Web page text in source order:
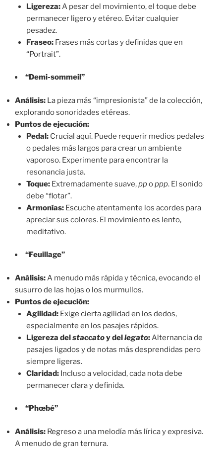
Ligereza:A pesar del movimiento, el toque debe
permanecer ligero y etéreo. Evitar cualquier
pesadez.
Fraseo:Frases más cortas y definidas que en
“Portrait”.
“Demi-sommeil”
Análisis: La pieza más “impresionista” de la colección,
explorando sonoridades etéreas.
Puntos de ejecución:
Pedal:Crucial aquí. Puede requerir medios pedales
o pedales más largos para crear un ambiente
vaporoso. Experimente para encontrar la
resonancia justa.
Toque:Extremadamente suave,ppoppp. El sonido
debe “flotar”.
Armonías:Escuche atentamente los acordes para
apreciar sus colores. El movimiento es lento,
meditativo.
“Feuillage”
Análisis:A menudo más rápida y técnica, evocando el
susurro de las hojas o los murmullos.
Puntos de ejecución:
Agilidad:Exige cierta agilidad en los dedos,
especialmente en los pasajes rápidos.
Ligereza delstaccatoy dellegato:Alternancia de
pasajes ligados y de notas más desprendidas pero
siempre ligeras.
Claridad:Incluso a velocidad, cada nota debe
permanecer clara y definida.
“Phœbé”
Análisis: Regreso a una melodía más lírica y expresiva.
A menudo de gran ternura.